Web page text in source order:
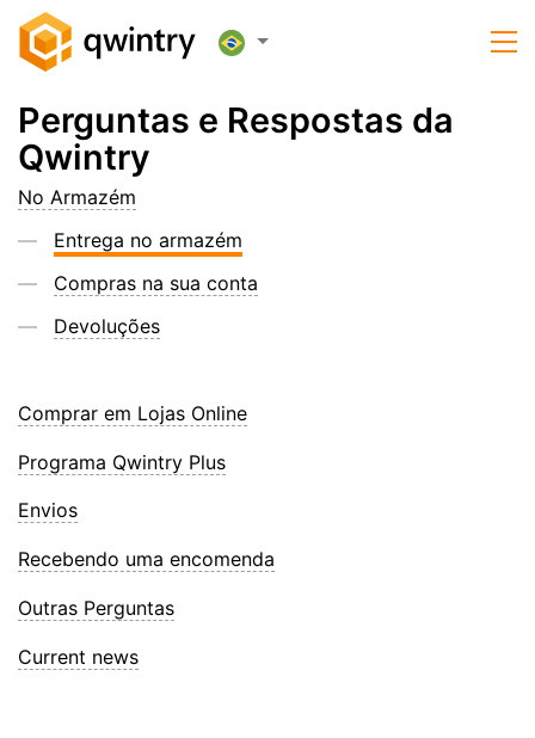
Perguntas e Respostas da
Qwintry
No Armazém
Entrega no armazém
Compras na sua conta
Devoluções
Comprar em Lojas Online
Programa Qwintry Plus
Envios
Recebendo uma encomenda
Outras Perguntas
Current news